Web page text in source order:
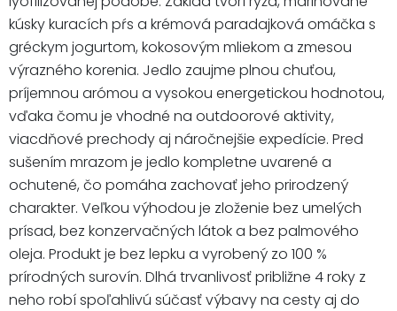
kúsky kuracích pŕs a krémová paradajková omáčka s
gréckym jogurtom, kokosovým mliekom a zmesou
výrazného korenia. Jedlo zaujme plnou chuťou,
príjemnou arómou a vysokou energetickou hodnotou,
vďaka čomu je vhodné na outdoorové aktivity,
viacdňové prechody aj náročnejšie expedície. Pred
sušením mrazom je jedlo kompletne uvarené a
ochutené, čo pomáha zachovať jeho prirodzený
charakter. Veľkou výhodou je zloženie bez umelých
prísad, bez konzervačných látok a bez palmového
oleja. Produkt je bez lepku a vyrobený zo 100 %
prírodných surovín. Dlhá trvanlivosť približne 4 roky z
neho robí spoľahlivú súčasť výbavy na cesty aj do